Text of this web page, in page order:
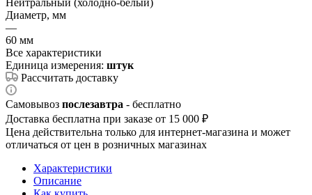
Диаметр, мм
—
60 мм
Все характеристики
Единица измерения: штук
Рассчитать доставку
Самовывоз послезавтра - бесплатно
Доставка бесплатна при заказе от 15 000 ₽
Цена действительна только для интернет-магазина и может
отличаться от цен в розничных магазинах
Характеристики
Описание